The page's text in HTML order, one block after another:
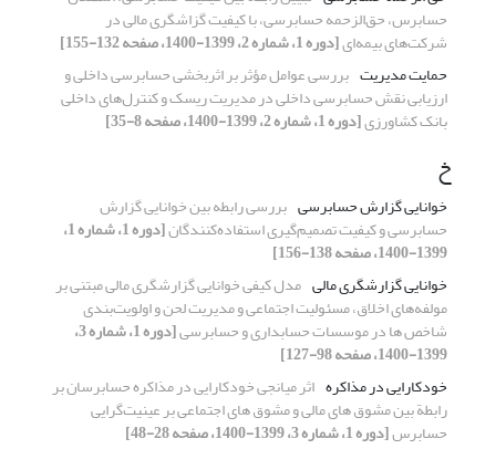
حسابرس، حق‌الزحمه حسابرسی، با کیفیت گزاشگری مالی در
شرکت‌های بیمه‌ای[دوره 1، شماره 2، 1399-1400، صفحه 132-155]
حمایت مدیریت بررسی عوامل مؤثر بر اثربخشی حسابرسی داخلی و
ارزیابی نقش حسابرسی داخلی در مدیریت ریسک و کنترل‌های داخلی
بانک کشاورزی[دوره 1، شماره 2، 1399-1400، صفحه 8-35]
خ
خوانایی گزارش حسابرسی بررسی رابطه بین خوانایی گزارش‌
حسابرسی و کیفیت تصمیم‌گیری استفاده‌کنندگان [دوره 1، شماره 1،
1399-1400، صفحه 138-156]
خوانایی گزارشگری مالی مدل کیفی خوانایی گزارشگری مالی مبتنی بر
مولفه‌های اخلاق، مسئولیت اجتماعی و مدیریت لحن و اولویت‌بندی
شاخص ها در موسسات حسابداری و حسابرسی [دوره 1، شماره 3،
1399-1400، صفحه 98-127]
خودکارایی در مذاکره اثر میانجی خودکارایی در مذاکره حسابرسان بر
رابطة بین مشوق های مالی و مشوق های اجتماعی بر عینیت‌گرایی
حسابرس[دوره 1، شماره 3، 1399-1400، صفحه 28-48]